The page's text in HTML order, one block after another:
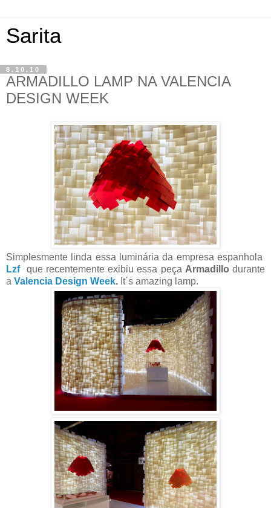
Sarita
8.10.10
ARMADILLO LAMP NA VALENCIA
DESIGN WEEK
Simplesmente linda essa luminária da empresa espanhola
Lzf
que recentemente exibiu essa peça Armadillo durante
a Valencia Design Week. It´s amazing lamp.